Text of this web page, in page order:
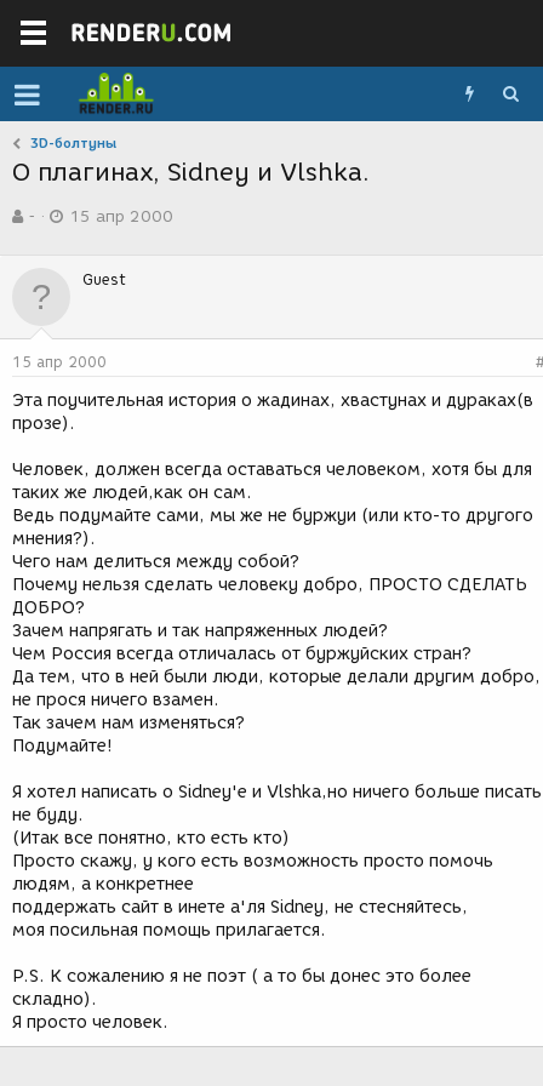
3D-болтуны
О плагинах, Sidney и Vlshka.
в
р
м
-
а
д
н
15 апр 2000
Guest
15 апр 2000
Эта поучительная история о жадинах, хвастунах и дураках(в
прозе).
Человек, должен всегда оставаться человеком, хотя бы для
таких же людей,как он сам.
Ведь подумайте сами, мы же не буржуи (или кто-то другого
мнения?).
Чего нам делиться между собой?
Почему нельзя сделать человеку добро, ПРОСТО СДЕЛАТЬ
ДОБРО?
Зачем напрягать и так напряженных людей?
Чем Россия всегда отличалась от буржуйских стран?
Да тем, что в ней были люди, которые делали другим добро,
не прося ничего взамен.
Так зачем нам изменяться?
Подумайте!
Я хотел написать о Sidney'е и Vlshka,но ничего больше писать
не буду.
(Итак все понятно, кто есть кто)
Просто скажу, у кого есть возможность просто помочь
людям, а конкретнее
поддержать сайт в инете а'ля Sidney, не стесняйтесь,
моя посильная помощь прилагается.
P.S. К сожалению я не поэт ( а то бы донес это более
складно).
Я просто человек.